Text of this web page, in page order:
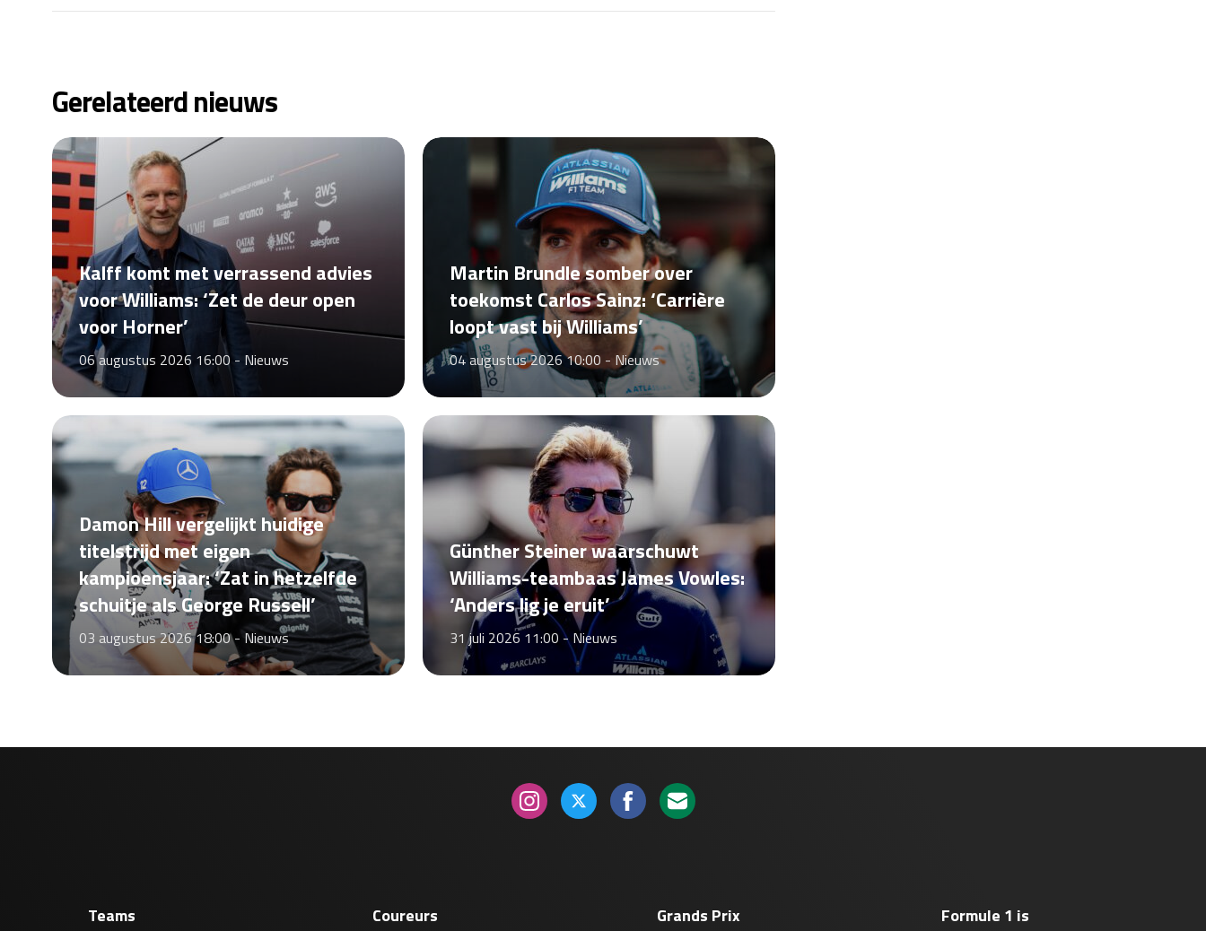
Gerelateerd nieuws
Kalff komt met verrassend advies
voor Williams: ‘Zet de deur open
voor Horner’
06 augustus 2026 16:00 - Nieuws
Martin Brundle somber over
toekomst Carlos Sainz: ‘Carrière
loopt vast bij Williams’
04 augustus 2026 10:00 - Nieuws
Damon Hill vergelijkt huidige
titelstrijd met eigen
kampioensjaar: ‘Zat in hetzelfde
schuitje als George Russell’
03 augustus 2026 18:00 -Nieuws
Günther Steiner waarschuwt
Williams-teambaas James Vowles:
‘Anders lig je eruit’
31 juli 2026 11:00 -Nieuws
Teams Coureurs Grands Prix
Formule 1 is